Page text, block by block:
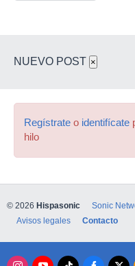
NUEVO POST ×
Regístrate o identifícate
hilo
© 2026 Hispasonic Sonic
Avisos legales
Contacto